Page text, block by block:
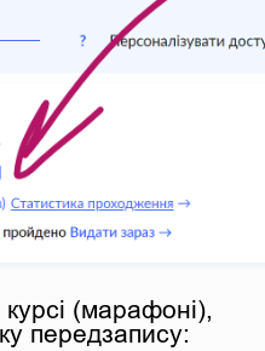
(марафоні),
передзапису: